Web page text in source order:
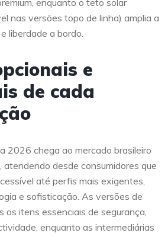
enquanto o teto solar
nas versões topo de linha) amplia a
liberdade a bordo.
e
de cada
2026 chega ao mercado brasileiro
atendendo desde consumidores que
até perfis mais exigentes,
e sofisticação. As versões de
itens essenciais de segurança,
enquanto as intermediárias